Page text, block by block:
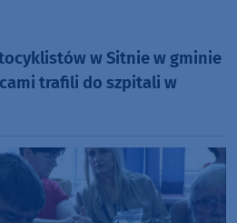
w Sitnie w gminie
trafili do szpitali w